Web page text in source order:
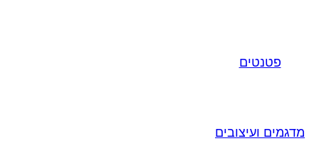
פטנטים
מדגמים ועיצובים